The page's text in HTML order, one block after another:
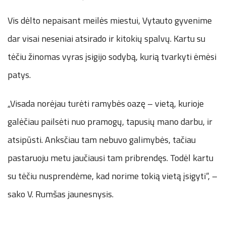
Vis dėlto nepaisant meilės miestui, Vytauto gyvenime
dar visai neseniai atsirado ir kitokių spalvų. Kartu su
tėčiu žinomas vyras įsigijo sodybą, kurią tvarkyti ėmėsi
patys.
„Visada norėjau turėti ramybės oazę – vietą, kurioje
galėčiau pailsėti nuo pramogų, tapusių mano darbu, ir
atsipūsti. Anksčiau tam nebuvo galimybės, tačiau
pastaruoju metu jaučiausi tam pribrendęs. Todėl kartu
su tėčiu nusprendėme, kad norime tokią vietą įsigyti“, –
sako V. Rumšas jaunesnysis.